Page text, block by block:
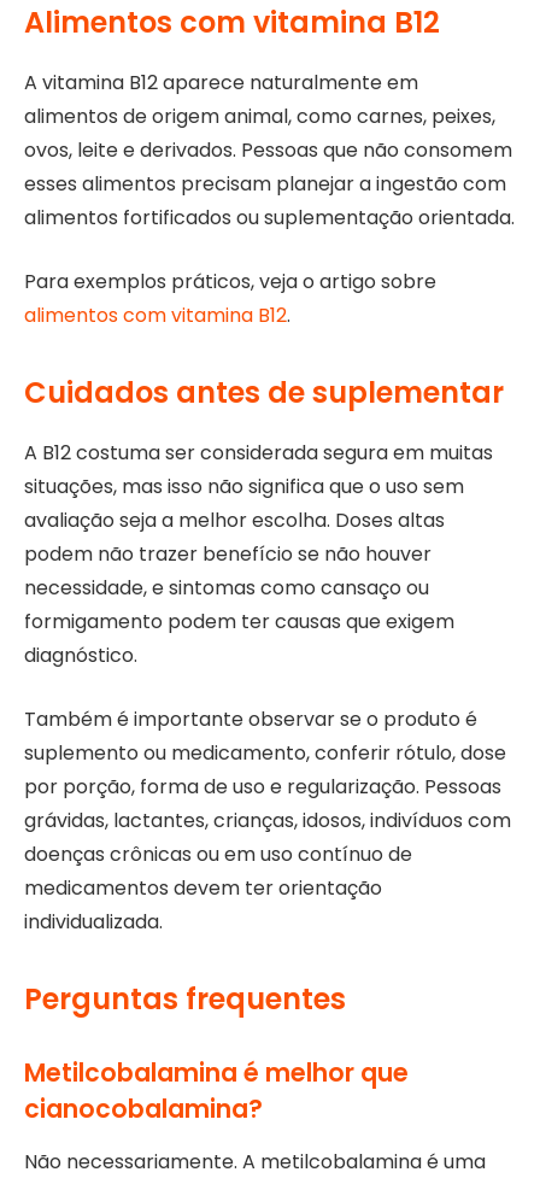
Alimentos com vitamina B12
A vitamina B12 aparece naturalmente em
alimentos de origem animal, como carnes, peixes,
ovos, leite e derivados. Pessoas que não consomem
esses alimentos precisam planejar a ingestão com
alimentos fortificados ou suplementação orientada.
Para exemplos práticos, veja o artigo sobre
alimentos com vitamina B12.
Cuidados antes de suplementar
A B12 costuma ser considerada segura em muitas
situações, mas isso não significa que o uso sem
avaliação seja a melhor escolha. Doses altas
podem não trazer benefício se não houver
necessidade, e sintomas como cansaço ou
formigamento podem ter causas que exigem
diagnóstico.
Também é importante observar se o produto é
suplemento ou medicamento, conferir rótulo, dose
por porção, forma de uso e regularização. Pessoas
grávidas, lactantes, crianças, idosos, indivíduos com
doenças crônicas ou em uso contínuo de
medicamentos devem ter orientação
individualizada.
Perguntas frequentes
Metilcobalamina é melhor que
cianocobalamina?
Não necessariamente. A metilcobalamina é uma